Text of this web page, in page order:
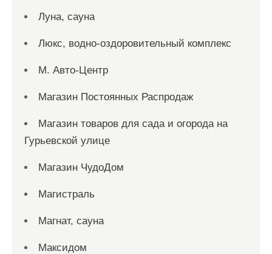
Луна, сауна
Люкс, водно-оздоровительный комплекс
М. Авто-Центр
Магазин Постоянных Распродаж
Магазин товаров для сада и огорода на
Гурьевской улице
Магазин ЧудоДом
Магистраль
Магнат, сауна
Максидом